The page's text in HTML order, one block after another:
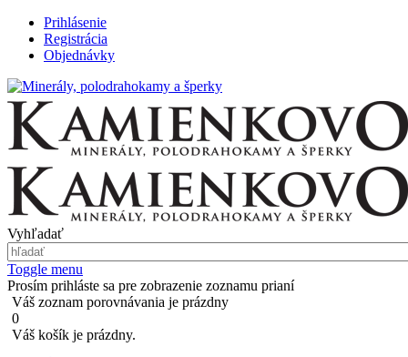
Prihlásenie
Registrácia
Objednávky
Vyhľadať
Toggle menu
Prosím prihláste sa pre zobrazenie zoznamu prianí
Váš zoznam porovnávania je prázdny
0
Váš košík je prázdny.